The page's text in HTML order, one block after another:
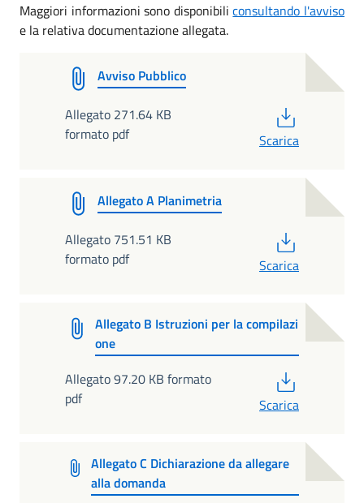
Maggiori informazioni sono disponibiliconsultando l'avviso
e la relativa documentazione allegata.
Avviso Pubblico
Allegato 271.64 KB
formato pdf
Scarica
Allegato A Planimetria
Allegato 751.51 KB
formato pdf
Scarica
Allegato B Istruzioni per la compilazi
one
Allegato 97.20 KB formato
pdf
Scarica
Allegato C Dichiarazione da allegare
alla domanda